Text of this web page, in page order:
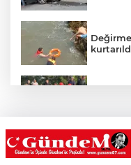
geliyor!